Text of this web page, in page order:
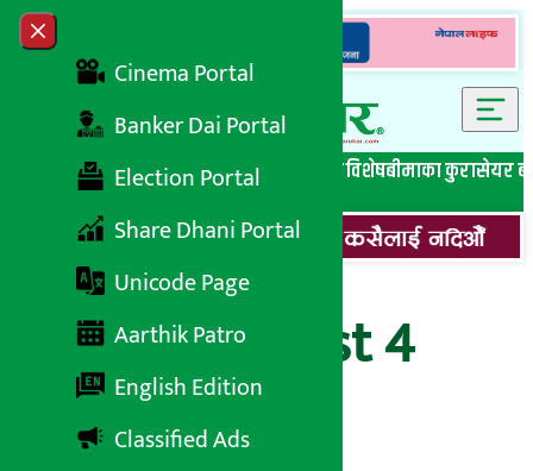
Skip to content
Close menu
Cinema Portal
Banker Dai Portal
Election Portal
Share Dhani Portal
Unicode Page
Aarthik Patro
English Edition
Classified Ads
सबै समाचारबेथिति मुर्दाबादबैंकिङ विशेष लघुवित्त विशेषबीमाका कुरासेयर
Download Test 4
अर्थ सरोकार ३२ असार २०७९, शनिबार ०९:२३